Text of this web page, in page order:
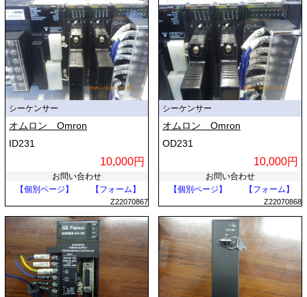
シーケンサー
オムロン Omron
ID231
10,000円
お問い合わせ
【個別ページ】
【フォーム】
Z22070867
シーケンサー
オムロン Omron
OD231
10,000円
お問い合わせ
【個別ページ】
【フォーム】
Z22070868